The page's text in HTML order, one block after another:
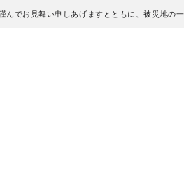
でお見舞い申しあげますとともに、被災地の